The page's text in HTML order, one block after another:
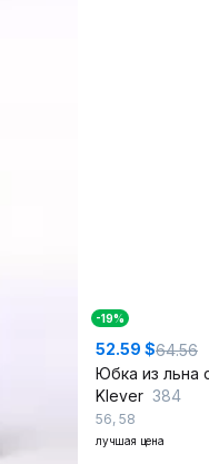
-19%
52.59 $64.56
Klever 384
56, 58
лучшая цена